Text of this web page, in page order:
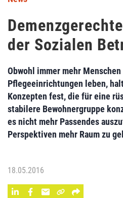
der Sozialen
Obwohl immer mehr
Pflegeeinrichtungen leben,
Konzepten fest, die für eine
stabilere Bewohnergruppe
es nicht mehr Passendes
Perspektiven mehr Raum zu
18.05.2016